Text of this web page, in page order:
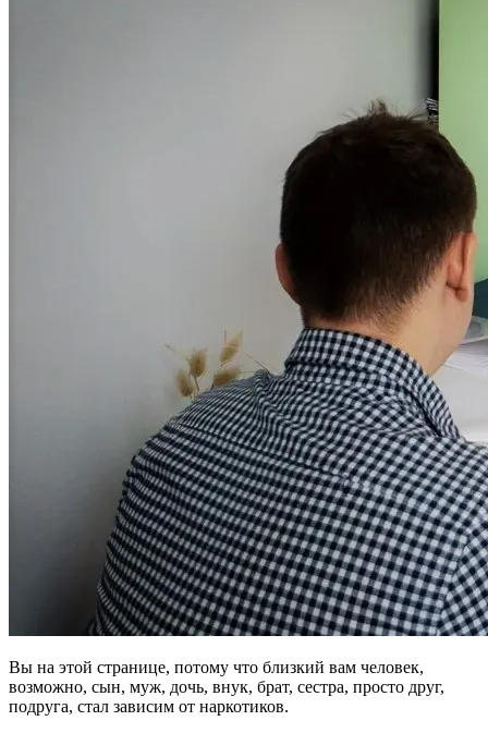
Вы на этой странице, потому что близкий вам человек,
возможно, сын, муж, дочь, внук, брат, сестра, просто друг,
подруга, стал зависим от наркотиков.